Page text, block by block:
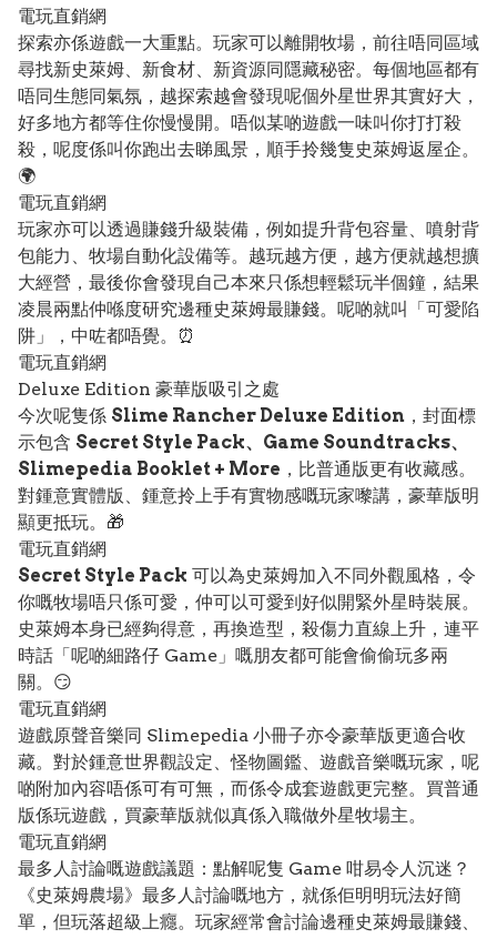
電玩直銷網
探索亦係遊戲一大重點。玩家可以離開牧場，前往唔同區域
尋找新史萊姆、新食材、新資源同隱藏秘密。每個地區都有
唔同生態同氣氛，越探索越會發現呢個外星世界其實好大，
好多地方都等住你慢慢開。唔似某啲遊戲一味叫你打打殺
殺，呢度係叫你跑出去睇風景，順手拎幾隻史萊姆返屋企。
🌍
電玩直銷網
玩家亦可以透過賺錢升級裝備，例如提升背包容量、噴射背
包能力、牧場自動化設備等。越玩越方便，越方便就越想擴
大經營，最後你會發現自己本來只係想輕鬆玩半個鐘，結果
凌晨兩點仲喺度研究邊種史萊姆最賺錢。呢啲就叫「可愛陷
阱」，中咗都唔覺。⏰
電玩直銷網
Deluxe Edition 豪華版吸引之處
今次呢隻係 Slime Rancher Deluxe Edition ，封面標
示包含 Secret Style Pack、Game Soundtracks、
Slimepedia Booklet + More ，比普通版更有收藏感。
對鍾意實體版、鍾意拎上手有實物感嘅玩家嚟講，豪華版明
顯更抵玩。🎁
電玩直銷網
Secret Style Pack 可以為史萊姆加入不同外觀風格，令
你嘅牧場唔只係可愛，仲可以可愛到好似開緊外星時裝展。
史萊姆本身已經夠得意，再換造型，殺傷力直線上升，連平
時話「呢啲細路仔 Game」嘅朋友都可能會偷偷玩多兩
關。😏
電玩直銷網
遊戲原聲音樂同 Slimepedia 小冊子亦令豪華版更適合收
藏。對於鍾意世界觀設定、怪物圖鑑、遊戲音樂嘅玩家，呢
啲附加內容唔係可有可無，而係令成套遊戲更完整。買普通
版係玩遊戲，買豪華版就似真係入職做外星牧場主。
電玩直銷網
最多人討論嘅遊戲議題：點解呢隻 Game 咁易令人沉迷？
《史萊姆農場》最多人討論嘅地方，就係佢明明玩法好簡
單，但玩落超級上癮。玩家經常會討論邊種史萊姆最賺錢、